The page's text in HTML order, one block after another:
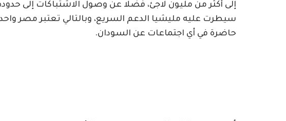
إلى أكثر من مليون لاجئ، فضلا عن وصول الاشتباكات إلى
سيطرت عليه مليشيا الدعم السريع، وبالتالي تعتبر مصر
حاضرة في أي اجتماعات عن السودان.